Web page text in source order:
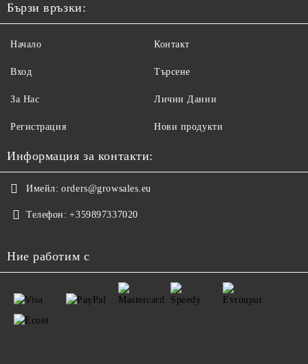
Бързи връзки:
Начало
Вход
За Нас
Регистрация
Контакт
Търсене
Лични Данни
Нови продукти
Информация за контакти:
Имейл: orders@growsales.eu
Телефон: +359897337020
Ние работим с